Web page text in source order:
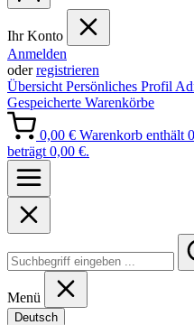
Ihr Konto
Anmelden
oderregistrieren
Übersicht Persönliches Profil
Gespeicherte Warenkörbe
0,00 € Warenkorb enthält
beträgt 0,00 €.
Menü
Deutsch